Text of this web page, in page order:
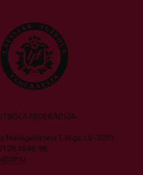
FEDERĀCIJA
Melngaiļa iela 1, Rīga, LV-1010
28 5598 98